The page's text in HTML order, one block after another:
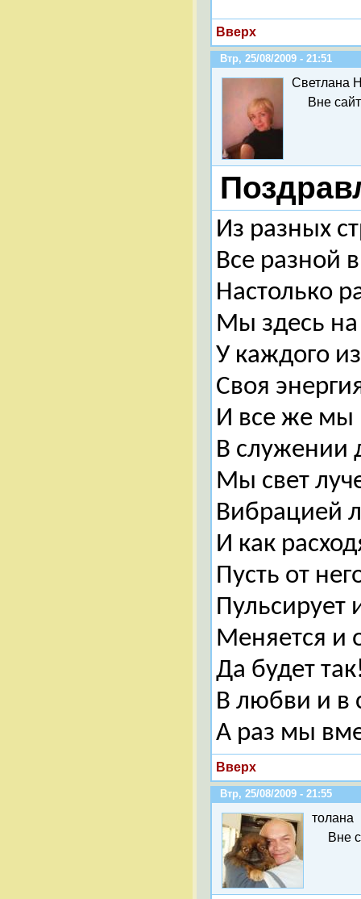
Вверх
Втр, 25/08/2009 - 21:51
Светлана
Вне
Из разных
Все разной
Настолько
Мы здесь на
У каждого
Своя
И все же мы
В служении
Мы свет
Вибрацией
И как
Пусть от
Меняется и
Да будет
В любви и в
А раз мы
Вверх
Втр, 25/08/2009 - 21:55
толана
Вне